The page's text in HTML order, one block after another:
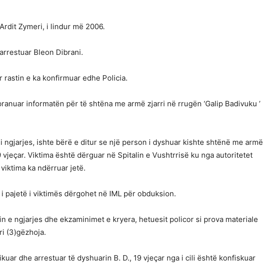
Zymeri, i lindur më 2006.
Bleon Dibrani.
rastin e ka konfirmuar edhe Policia.
informatën për të shtëna me armë zjarri në rrugën ‘Galip Badivuku ’
ngjarjes, ishte bërë e ditur se një person i dyshuar kishte shtënë me armë
vjeçar. Viktima është dërguar në Spitalin e Vushtrrisë ku nga autoritetet
ka ndërruar jetë.
pajetë i viktimës dërgohet në IML për obduksion.
e ngjarjes dhe ekzaminimet e kryera, hetuesit policor si prova materiale
(3)gëzhoja.
dhe arrestuar të dyshuarin B. D., 19 vjeçar nga i cili është konfiskuar